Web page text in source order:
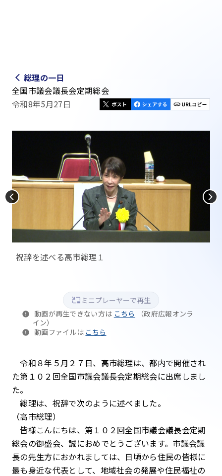
総理の一日
全国市議会議長会定期総会
令和8年5月27日
祝辞を述べる高市総理１
動画が再生できない方は こちら
（政府広報オンラ
イン）
動画ファイルは こちら
ミニプレーヤーで再生
令和８年５月２７日、高市総理は、都内で開催され
た第１０２回全国市議会議長会定期総会に出席しまし
た。
総理は、祝辞で次のように述べました。
（高市総理）
皆様こんにちは、第１０２回全国市議会議長会定期
総会の御盛会、誠におめでとうございます。市議会議
長の先生方におかれましては、日頃から住民の皆様に
最も身近な代表として、地域社会の発展や住民福祉の